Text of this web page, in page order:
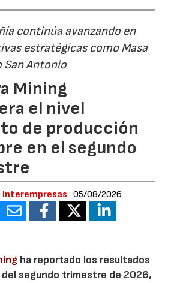
continúa avanzando en
estratégicas como Masa
San Antonio
Mining
el nivel
de producción
en el segundo
Interempresas 05/08/2026
ha reportado los resultados
segundo trimestre de 2026,